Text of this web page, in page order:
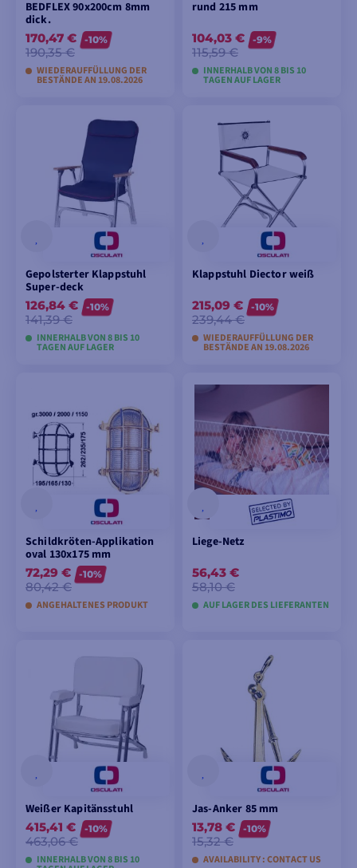
BEDFLEX 90x200cm 8mm
dick.
170,47 €
190,35 €
-10%
WIEDERAUFFÜLLUNG DER
BESTÄNDE AN 19.08.2026
MODELLE ANSEHEN
rund 215 mm
104,03 €
115,59 €
-9%
INNERHALB VON 8 BIS 10
TAGEN AUF LAGER
MODELLE ANSEHEN
Gepolsterter Klappstuhl
Super-deck
126,84 €
141,39 €
-10%
INNERHALB VON 8 BIS 10
TAGEN AUF LAGER
Klappstuhl Diector weiß
215,09 €
239,44 €
-10%
WIEDERAUFFÜLLUNG DER
BESTÄNDE AN 19.08.2026
MODELLE ANSEHEN
Schildkröten-Applikation
oval 130x175 mm
72,29 €
80,42 €
-10%
ANGEHALTENES PRODUKT
MODELLE ANSEHEN
Liege-Netz
56,43 €
58,10 €
AUF LAGER DES LIEFERANTEN
IN DEN
WARENKORB
LEGEN
Weißer Kapitänsstuhl
415,41 €
463,06 €
-10%
INNERHALB VON 8 BIS 10
Jas-Anker 85 mm
13,78 €
15,32 €
-10%
AVAILABILITY : CONTACT US